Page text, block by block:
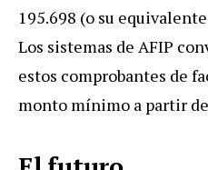
195.698 (o su
Los sistemas de AFIP
estos comprobantes de
monto mínimo a partir